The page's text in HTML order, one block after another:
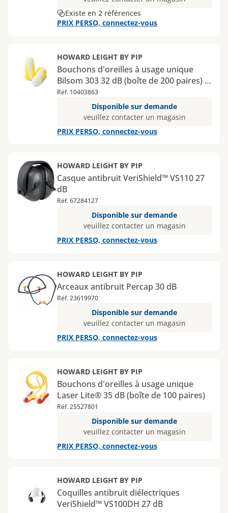
Existe en 2 références
PRIX PERSO, connectez-vous
HOWARD LEIGHT BY PIP
Bouchons d'oreilles à usage unique
Bilsom 303 32 dB (boîte de 200 paires) -
L
Réf. 10403863
Disponible sur demande
veuillez contacter un magasin
PRIX PERSO, connectez-vous
HOWARD LEIGHT BY PIP
Casque antibruit VeriShield™ VS110 27
dB
Réf. 67284127
Disponible sur demande
veuillez contacter un magasin
PRIX PERSO, connectez-vous
HOWARD LEIGHT BY PIP
Arceaux antibruit Percap 30 dB
Réf. 23619970
Disponible sur demande
veuillez contacter un magasin
PRIX PERSO, connectez-vous
HOWARD LEIGHT BY PIP
Bouchons d'oreilles à usage unique
Laser Lite® 35 dB (boîte de 100 paires)
Réf. 25527801
Disponible sur demande
veuillez contacter un magasin
PRIX PERSO, connectez-vous
HOWARD LEIGHT BY PIP
Coquilles antibruit diélectriques
VeriShield™ VS100DH 27 dB